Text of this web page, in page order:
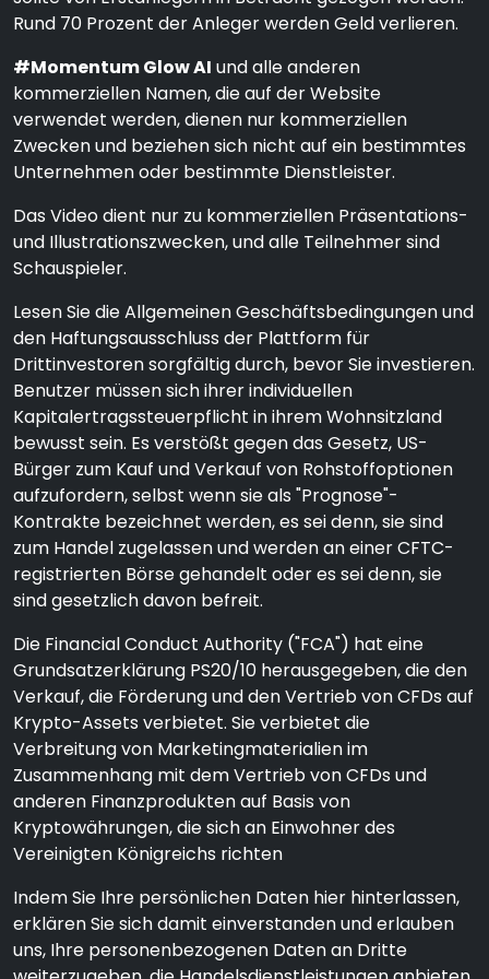
Rund 70 Prozent der Anleger werden Geld verlieren.
#Momentum Glow AI und alle anderen
kommerziellen Namen, die auf der Website
verwendet werden, dienen nur kommerziellen
Zwecken und beziehen sich nicht auf ein bestimmtes
Unternehmen oder bestimmte Dienstleister.
Das Video dient nur zu kommerziellen Präsentations-
und Illustrationszwecken, und alle Teilnehmer sind
Schauspieler.
Lesen Sie die Allgemeinen Geschäftsbedingungen und
den Haftungsausschluss der Plattform für
Drittinvestoren sorgfältig durch, bevor Sie investieren.
Benutzer müssen sich ihrer individuellen
Kapitalertragssteuerpflicht in ihrem Wohnsitzland
bewusst sein. Es verstößt gegen das Gesetz, US-
Bürger zum Kauf und Verkauf von Rohstoffoptionen
aufzufordern, selbst wenn sie als "Prognose"-
Kontrakte bezeichnet werden, es sei denn, sie sind
zum Handel zugelassen und werden an einer CFTC-
registrierten Börse gehandelt oder es sei denn, sie
sind gesetzlich davon befreit.
Die Financial Conduct Authority ("FCA") hat eine
Grundsatzerklärung PS20/10 herausgegeben, die den
Verkauf, die Förderung und den Vertrieb von CFDs auf
Krypto-Assets verbietet. Sie verbietet die
Verbreitung von Marketingmaterialien im
Zusammenhang mit dem Vertrieb von CFDs und
anderen Finanzprodukten auf Basis von
Kryptowährungen, die sich an Einwohner des
Vereinigten Königreichs richten
Indem Sie Ihre persönlichen Daten hier hinterlassen,
erklären Sie sich damit einverstanden und erlauben
uns, Ihre personenbezogenen Daten an Dritte